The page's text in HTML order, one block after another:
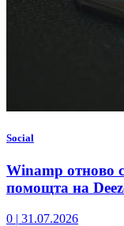
Social
Winamp отново
помощта на
0 | 31.07.2026